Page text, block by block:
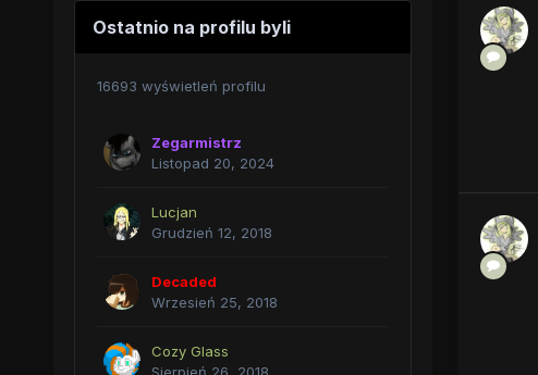
Ostatnio na profilu byli
16693 wyświetleń profilu
Zegarmistrz
Listopad 20, 2024
Lucjan
Grudzień 12, 2018
Decaded
Wrzesień 25, 2018
Cozy Glass